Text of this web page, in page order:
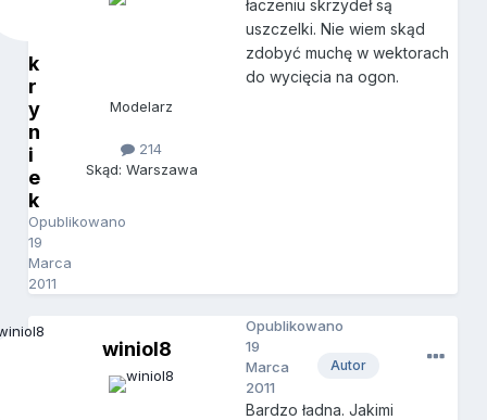
k
r
y
n
i
e
k
Opublikowano
19
Marca
2011
Modelarz
214
Skąd: Warszawa
łaczeniu skrzydeł są
uszczelki. Nie wiem skąd
zdobyć muchę w wektorach
do wycięcia na ogon.
winiol8
Autor
Opublikowano
19
Marca
2011
Bardzo ładna. Jakimi